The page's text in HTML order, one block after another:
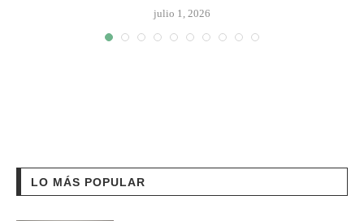
julio 1, 2026
LO MÁS POPULAR